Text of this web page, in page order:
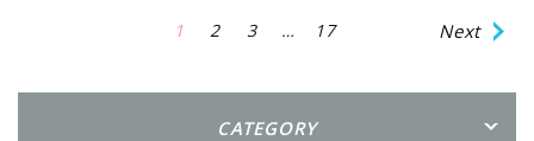
1 2 3 … 17 Next
CATEGORY